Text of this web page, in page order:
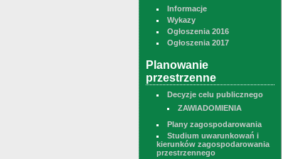
Informacje
Wykazy
Ogłoszenia 2016
Ogłoszenia 2017
Planowanie
przestrzenne
Decyzje celu publicznego
ZAWIADOMIENIA
Plany zagospodarowania
Studium uwarunkowań i
kierunków zagospodarowania
przestrzennego